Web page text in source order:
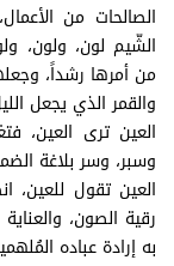
الصالحات من
الشّيم لون، ولون،
من أمرها رشداً،
والقمر الذي يجعل
العين ترى العين،
وسبر، وسر بلاغة
العين تقول للعين،
رقية الصون،
به إرادة عباده